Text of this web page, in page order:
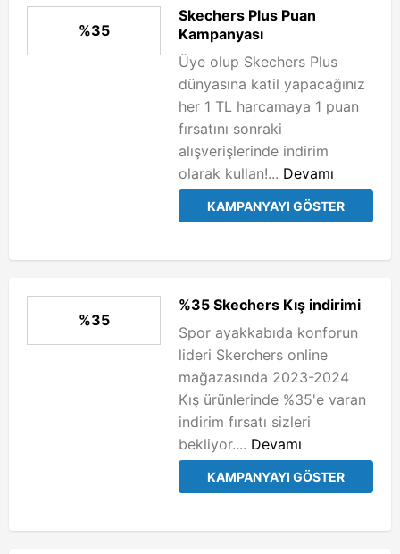
%35
Skechers Plus Puan
Kampanyası
Üye olup Skechers Plus
dünyasına katil yapacağınız
her 1 TL harcamaya 1 puan
fırsatını sonraki
alışverişlerinde indirim
olarak kullan!... Devamı
KAMPANYAYI GÖSTER
%35
%35 Skechers Kış indirimi
Spor ayakkabıda konforun
lideri Skerchers online
mağazasında 2023-2024
Kış ürünlerinde %35'e varan
indirim fırsatı sizleri
bekliyor.... Devamı
KAMPANYAYI GÖSTER